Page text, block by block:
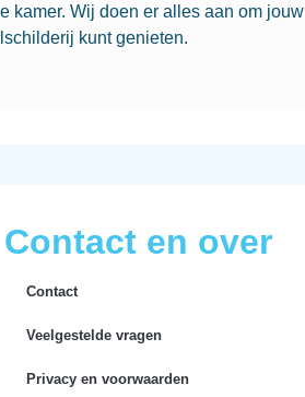
kamer. Wij doen er alles aan om jouw
kunt genieten.
Contact en over
Contact
Veelgestelde vragen
Privacy en voorwaarden